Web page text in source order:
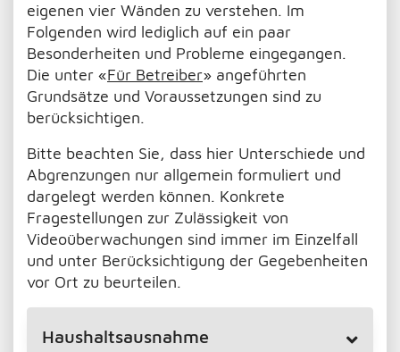
eigenen vier Wänden zu verstehen. Im
Folgenden wird lediglich auf ein paar
Besonderheiten und Probleme eingegangen.
Die unter «Für Betreiber» angeführten
Grundsätze und Voraussetzungen sind zu
berücksichtigen.
Bitte beachten Sie, dass hier Unterschiede und
Abgrenzungen nur allgemein formuliert und
dargelegt werden können. Konkrete
Fragestellungen zur Zulässigkeit von
Videoüberwachungen sind immer im Einzelfall
und unter Berücksichtigung der Gegebenheiten
vor Ort zu beurteilen.
Haushaltsausnahme